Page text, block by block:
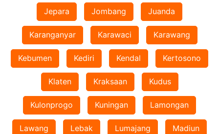
Jepara Jombang Juanda
Karanganyar Karawaci Karawang
Kebumen Kediri Kendal Kertosono
Klaten Kraksaan Kudus
Kulonprogo Kuningan Lamongan
Lawang Lebak Lumajang Madiun